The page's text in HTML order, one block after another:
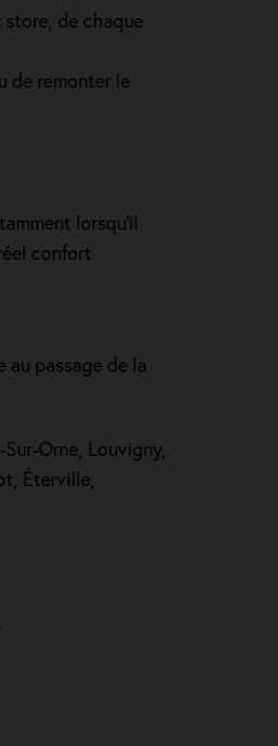
store, de chaque
de remonter le
lorsqu’il
confort
passage de la
Orne, Louvigny,
Éterville,